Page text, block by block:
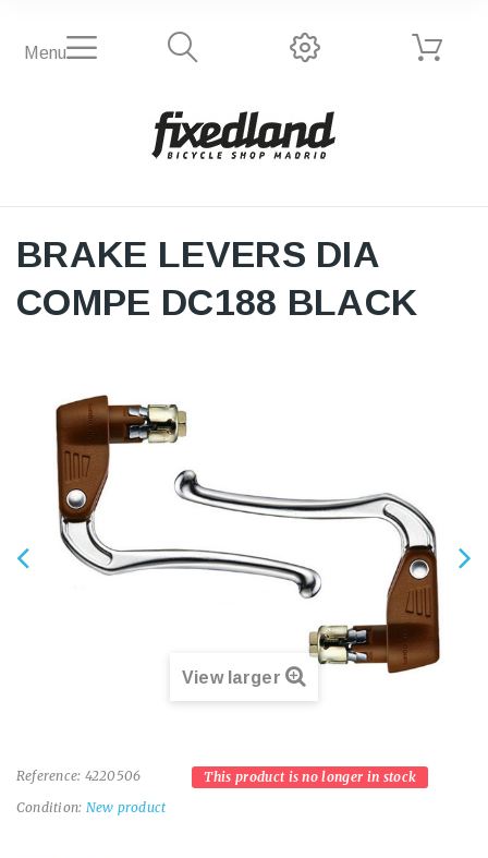
Menu
BRAKE LEVERS DIA
COMPE DC188 BLACK
View larger
Reference: 4220506
Condition: New product
This product is no longer in stock